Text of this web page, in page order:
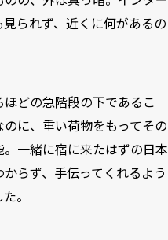
られず、近くに何があるの
どの急階段の下であるこ
に、重い荷物をもってその
一緒に宿に来たはずの日本
らず、手伝ってくれるよう
。